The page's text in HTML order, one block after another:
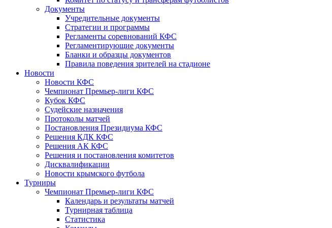
Документы
Учредительные документы
Стратегии и программы
Регламенты соревнований КФС
Регламентирующие документы
Бланки и образцы документов
Правила поведения зрителей на стадионе
Новости
Новости КФС
Чемпионат Премьер-лиги КФС
Кубок КФС
Судейские назначения
Протоколы матчей
Постановления Президиума КФС
Решения КДК КФС
Решения АК КФС
Решения и постановления комитетов
Дисквалификации
Новости крымского футбола
Турниры
Чемпионат Премьер-лиги КФС
Календарь и результаты матчей
Турнирная таблица
Статистика